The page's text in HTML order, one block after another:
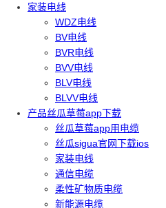
家装电线
WDZ电线
BV电线
BVR电线
BVV电线
BLV电线
BLVV电线
产品丝瓜草莓app下载
丝瓜草莓app用电缆
丝瓜sigua官网下载ios
家装电线
通信电缆
柔性矿物质电缆
新能源电缆